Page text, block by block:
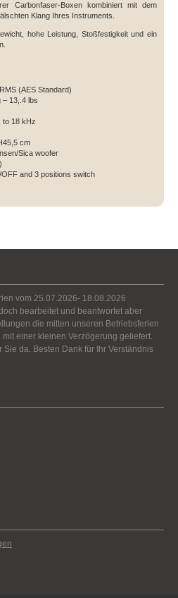
Carbonfaser-Boxen kombiniert mit dem
Klang Ihres Instruments.
hohe Leistung, Stoßfestigkeit und ein
(AES Standard)
– 13,.4 lbs
to 18 kHz
cm
Sica woofer
and 3 positions switch
vom 25.07.2026- 18.08.2026
bearbeitet und beantwortet aber
die mitten unseren Betriebsferien
einer kleinen Verzögerung geliefert.
da. Besten Dank für Ihr Verständnis